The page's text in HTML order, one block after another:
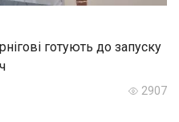
готують до запуску
2907